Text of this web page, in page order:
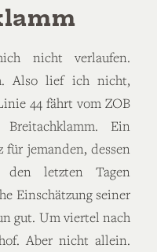
nicht verlaufen.
Also lief ich nicht,
44 fährt vom ZOB
Ein
für jemanden, dessen
den letzten Tagen
Einschätzung seiner
gut. Um viertel nach
Aber nicht allein.